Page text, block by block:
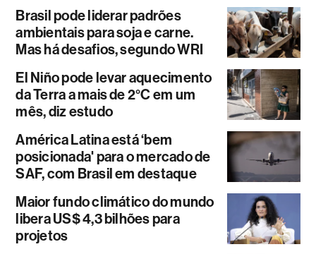
Brasil pode liderar padrões
ambientais para soja e carne.
Mas há desafios, segundo WRI
El Niño pode levar aquecimento
da Terra a mais de 2°C em um
mês, diz estudo
América Latina está ‘bem
posicionada' para o mercado de
SAF, com Brasil em destaque
Maior fundo climático do mundo
libera US$ 4,3 bilhões para
projetos